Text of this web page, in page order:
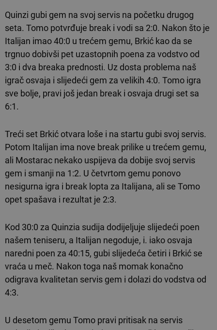
Quinzi gubi gem na svoj servis na početku drugog
seta. Tomo potvrđuje break i vodi sa 2:0. Nakon što je
Italijan imao 40:0 u trećem gemu, Brkić kao da se
trgnuo dobivši pet uzastopnih poena za vodstvo od
3:0 i dva breaka prednosti. Uz dosta problema naš
igrač osvaja i slijedeći gem za velikih 4:0. Tomo igra
sve bolje, pravi još jedan break i osvaja drugi set sa
6:1.
Treći set Brkić otvara loše i na startu gubi svoj servis.
Potom Italijan ima nove break prilike u trećem gemu,
ali Mostarac nekako uspijeva da dobije svoj servis
gem i smanji na 1:2. U četvrtom gemu ponovo
nesigurna igra i break lopta za Italijana, ali se Tomo
opet spašava i rezultat je 2:3.
Kod 30:0 za Quinzia sudija dodijeljuje slijedeći poen
našem teniseru, a Italijan negoduje, i. iako osvaja
naredni poen za 40:15, gubi slijedeća četiri i Brkić se
vraća u meč. Nakon toga naš momak konačno
odigrava kvalitetan servis gem i dolazi do vodstva od
4:3.
U desetom gemu Tomo pravi pritisak na servis